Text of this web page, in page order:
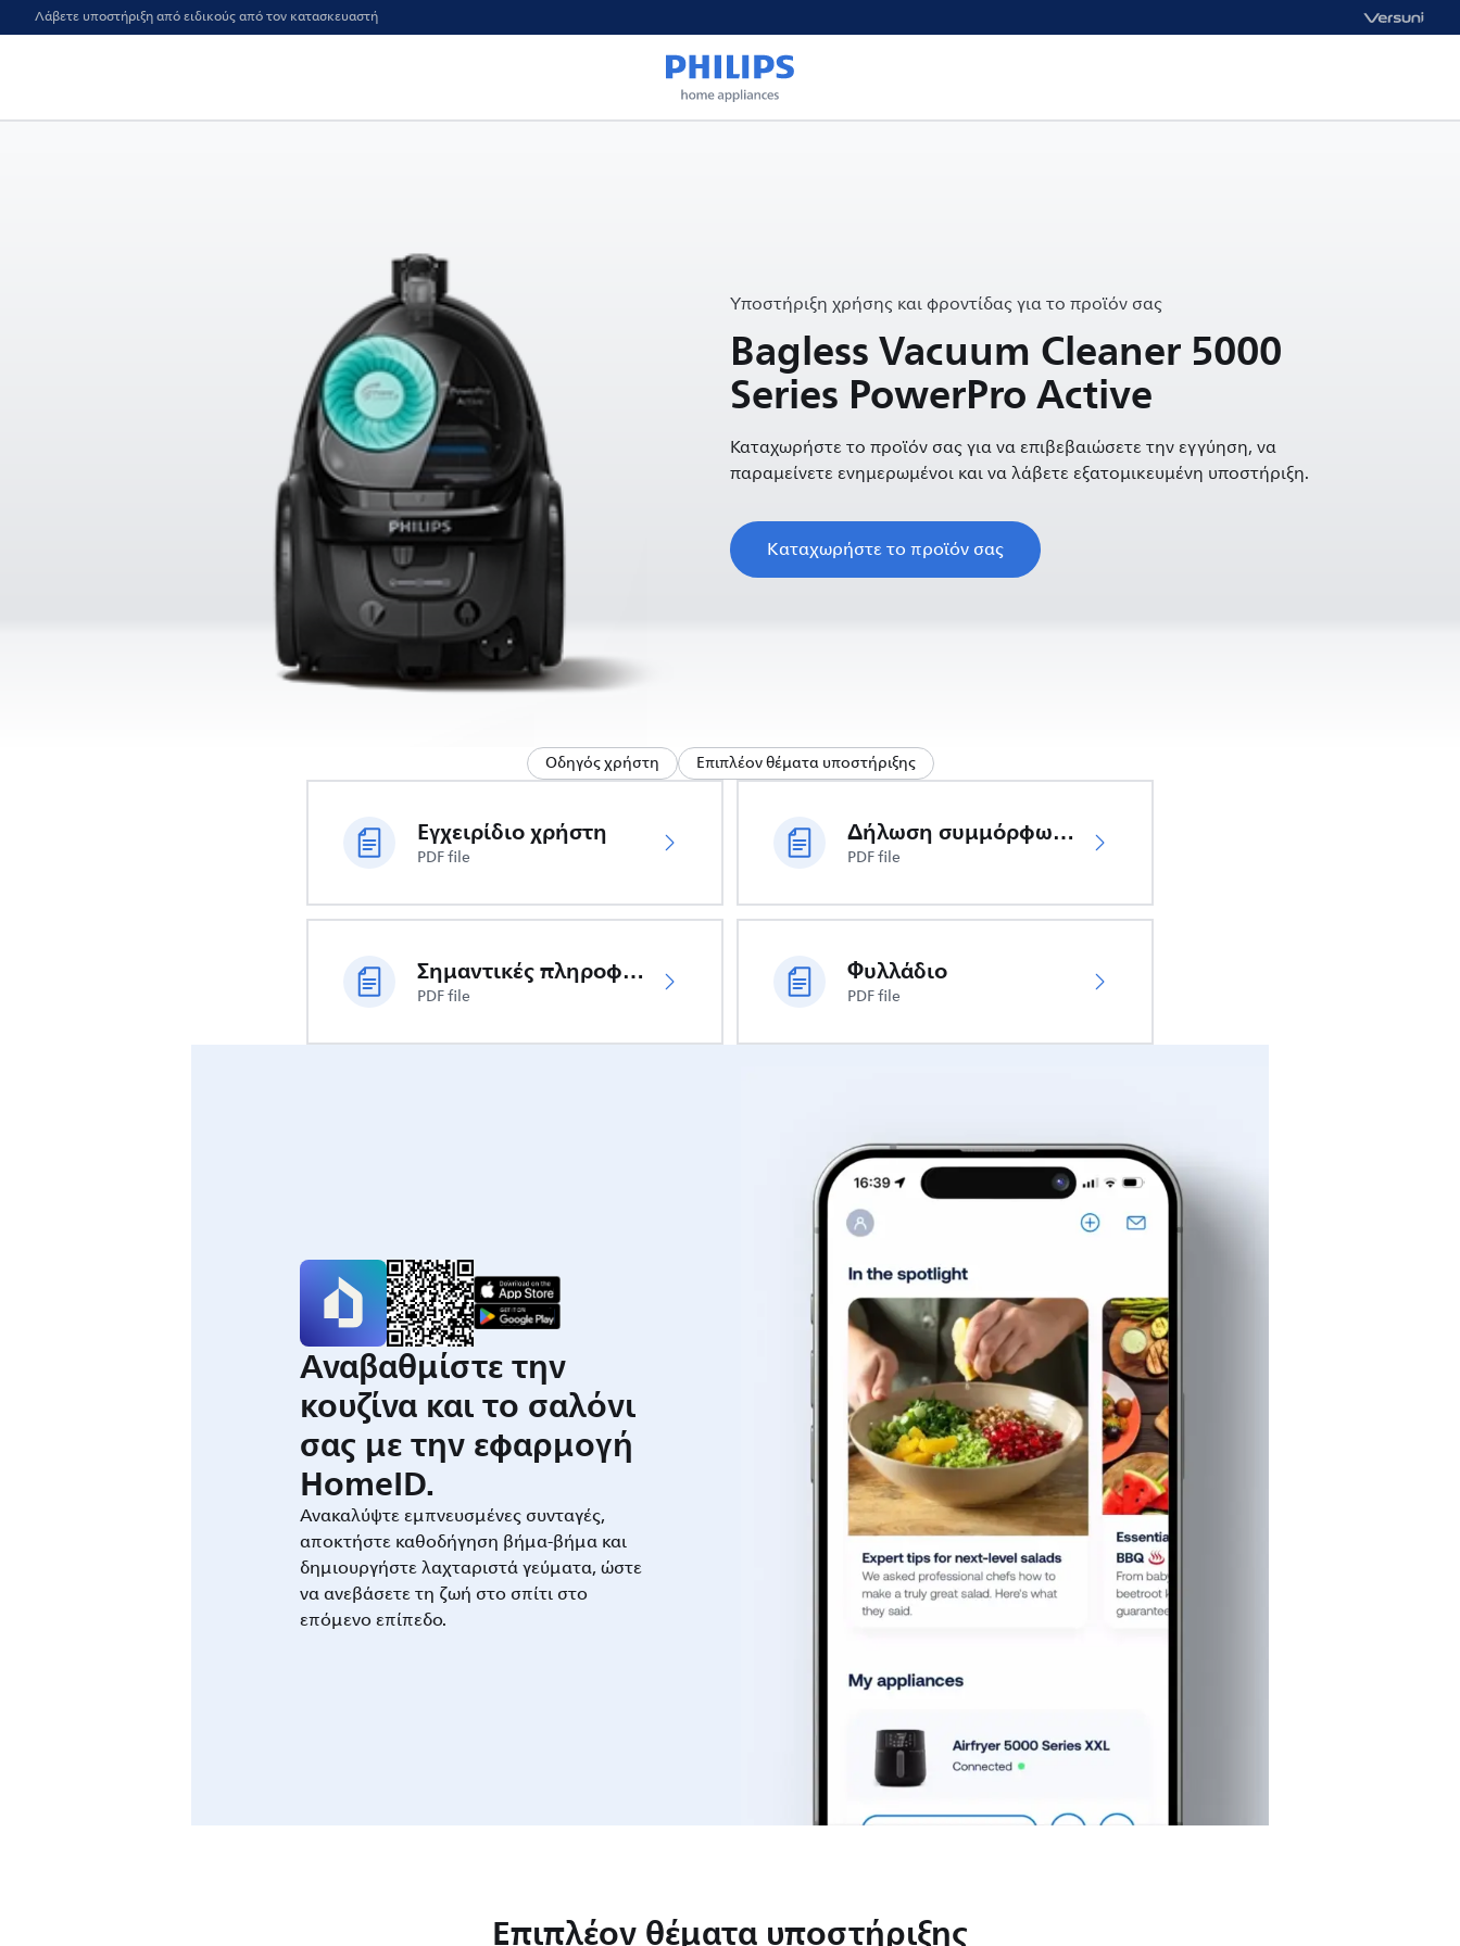
Λάβετε υποστήριξη από ειδικούς από τον κατασκευαστή
Υποστήριξη χρήσης και φροντίδας για το προϊόν σας
Bagless Vacuum Cleaner 5000
Series PowerPro Active
Καταχωρήστε το προϊόν σας για να επιβεβαιώσετε την εγγύηση, να
παραμείνετε ενημερωμένοι και να λάβετε εξατομικευμένη υποστήριξη.
Καταχωρήστε το προϊόν σας
Οδηγός χρήστη Επιπλέον θέματα υποστήριξης
Εγχειρίδιο χρήστη
PDF file
Δήλωση συμμόρφωσης ΕΕ
PDF file
Σημαντικές πληροφορίες ασφαλείας
PDF file
Φυλλάδιο
PDF file
Αναβαθμίστε την
κουζίνα και το σαλόνι
σας με την εφαρμογή
HomeID.
Ανακαλύψτε εμπνευσμένες συνταγές,
αποκτήστε καθοδήγηση βήμα-βήμα και
δημιουργήστε λαχταριστά γεύματα, ώστε
να ανεβάσετε τη ζωή στο σπίτι στο
επόμενο επίπεδο.
Επιπλέον θέματα υποστήριξης